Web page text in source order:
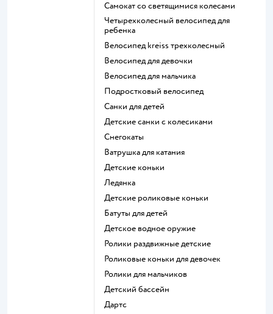
Самокат со светящимися колесами
Четырехколесный велосипед для
ребенка
Велосипед kreiss трехколесный
Велосипед для девочки
Велосипед для мальчика
Подростковый велосипед
Санки для детей
Детские санки с колесиками
Снегокаты
Ватрушка для катания
Детские коньки
Ледянка
Детские роликовые коньки
Батуты для детей
Детское водное оружие
Ролики раздвижные детские
Роликовые коньки для девочек
Ролики для мальчиков
Детский бассейн
Дартс